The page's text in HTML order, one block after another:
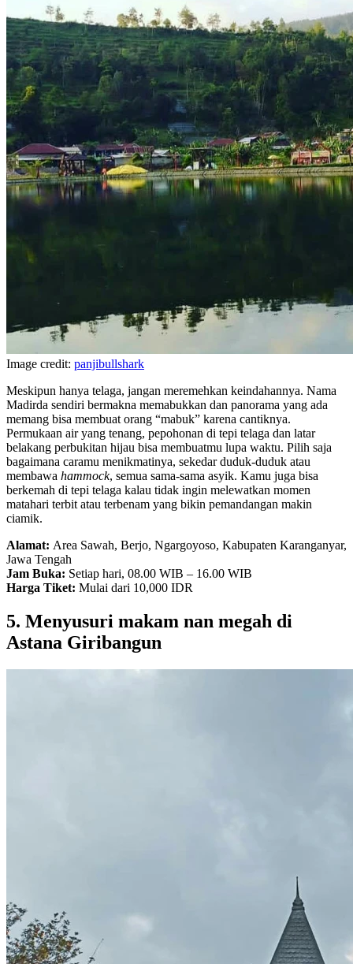
Image credit: panjibullshark
Meskipun hanya telaga, jangan meremehkan keindahannya. Nama
Madirda sendiri bermakna memabukkan dan panorama yang ada
memang bisa membuat orang “mabuk” karena cantiknya.
Permukaan air yang tenang, pepohonan di tepi telaga dan latar
belakang perbukitan hijau bisa membuatmu lupa waktu. Pilih saja
bagaimana caramu menikmatinya, sekedar duduk-duduk atau
membawa hammock, semua sama-sama asyik. Kamu juga bisa
berkemah di tepi telaga kalau tidak ingin melewatkan momen
matahari terbit atau terbenam yang bikin pemandangan makin
ciamik.
Alamat: Area Sawah, Berjo, Ngargoyoso, Kabupaten Karanganyar,
Jawa Tengah
Jam Buka: Setiap hari, 08.00 WIB – 16.00 WIB
Harga Tiket: Mulai dari 10,000 IDR
5. Menyusuri makam nan megah di
Astana Giribangun